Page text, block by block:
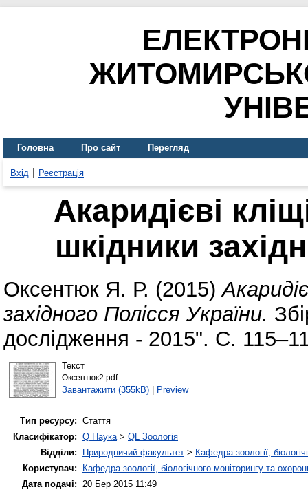
Головна Про сайт Перегляд
Вхід Реєстрація
Акаридієві
шкідники
Оксентюк Я. Р. (2015)
західного Полісся України.
дослідження - 2015". С.
Текст
Оксентюк2.pdf
Завантажити (355kB)| Preview
Тип ресурсу: Стаття
Класифікатор: Q Наука> QL Зоологія
Відділи:
Природничий факультет > Кафедра зоології,
Користувач:
Кафедра зоології, біологічного моніторингу та
Дата подачі: 20 Бер 2015 11:49